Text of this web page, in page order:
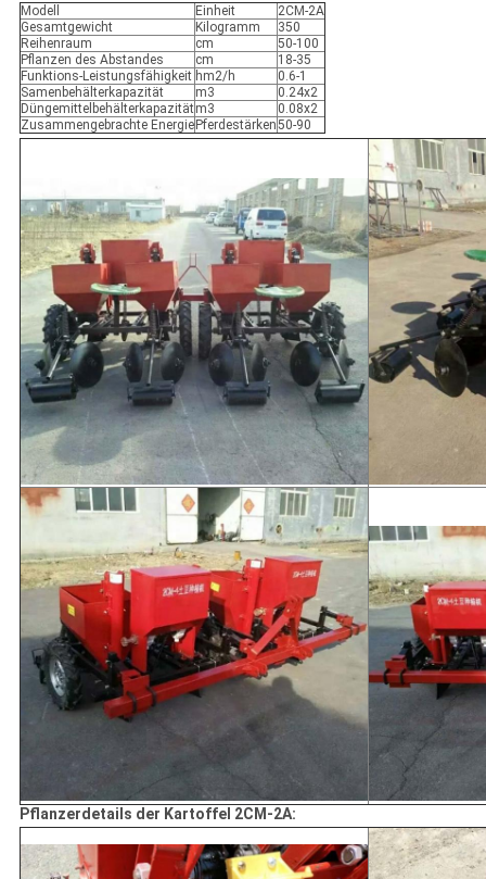
Modell Einheit
2CM-2A
Gesamtgewicht
Kilogramm
350
Reihenraum
cm
50-100
Pflanzen des Abstandes
cm
18-35
Funktions-Leistungsfähigkeit hm2/h
0.6-1
Samenbehälterkapazität
m3
0.24x2
Düngemittelbehälterkapazitätm3
0.08x2
Zusammengebrachte Energie Pferdestärken50-90
Pflanzerdetails der Kartoffel 2CM-2A: